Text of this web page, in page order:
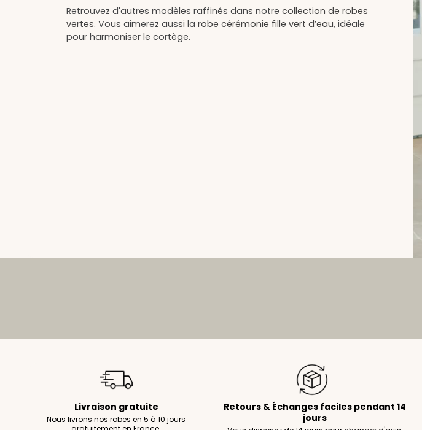
Retrouvez d'autres modèles raffinés dans notre collection de robes
vertes. Vous aimerez aussi la robe cérémonie fille vert d’eau, idéale
pour harmoniser le cortège.
Livraison gratuite
Nous livrons nos robes en 5 à 10 jours
Retours & Échanges faciles pendant 14
jours